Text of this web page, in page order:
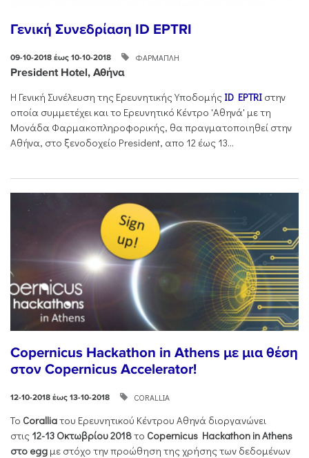
Γενική Συνεδρίαση ID EPTRI
09-10-2018 έως 10-10-2018 ΦΑΡΜΑΠΛΗ
President Hotel, Αθήνα
H Γενική Συνέλευση της Ερευνητικής Υποδομής ID EPTRI στην
οποία συμμετέχει και το Ερευνητικό Κέντρο 'Αθηνά' με τη
Μονάδα Φαρμακοπληροφορικής, θα πραγματοποιηθεί στην
Αθήνα, στο ξενοδοχείο President, απο 12 έως 13...
Copernicus Hackathon in Athens με μια θέση
στον Copernicus Accelerator!
12-10-2018 έως 13-10-2018 CORALLIA
Το Coralliaτου Ερευνητικού Κέντρου Αθηνά διοργανώνει
στις 12-13 Οκτωβρίου 2018το Copernicus Hackathon in Athens
στο egg με στόχο την προώθηση της χρήσης των δεδομένων